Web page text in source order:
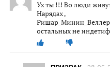
Ух ты !!! Во люди
Нарядах ,
остальных не